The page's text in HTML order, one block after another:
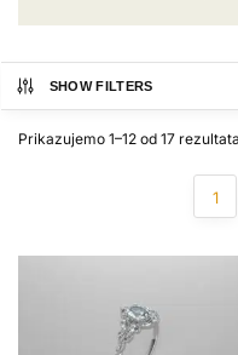
SHOW FILTERS
Prikazujemo 1–12 od 17 rezultata
1